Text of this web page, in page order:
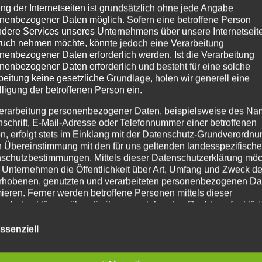
findet statt am Mittwoch, den 02.11.2022, um 18:30 Uhr in der
der Internetseiten ist grundsätzlich ohne jede Angabe
Daten möglich. Sofern eine betroffene Person
Services unseres Unternehmens über unsere
nehmen möchte, könnte jedoch eine Verarbeitung
Daten erforderlich werden. Ist die Verarbeitung
Daten erforderlich und besteht für eine solche
keine gesetzliche Grundlage, holen wir generell eine
der betroffenen Person ein.
personenbezogener Daten, beispielsweise des
E-Mail-Adresse oder Telefonnummer einer betroffenen
erfolgt stets im Einklang mit der Datenschutz-
Übereinstimmung mit den für uns geltenden
Mittels dieser Datenschutzerklärung
Unternehmen die Öffentlichkeit über Art, Umfang und Zweck
genutzten und verarbeiteten personenbezogenen
Ferner werden betroffene Personen mittels dieser
über die ihnen zustehenden Rechte aufgeklärt.
als für die Verarbeitung Verantwortlicher zahlreiche